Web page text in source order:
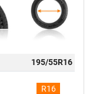
195/55R16
R16